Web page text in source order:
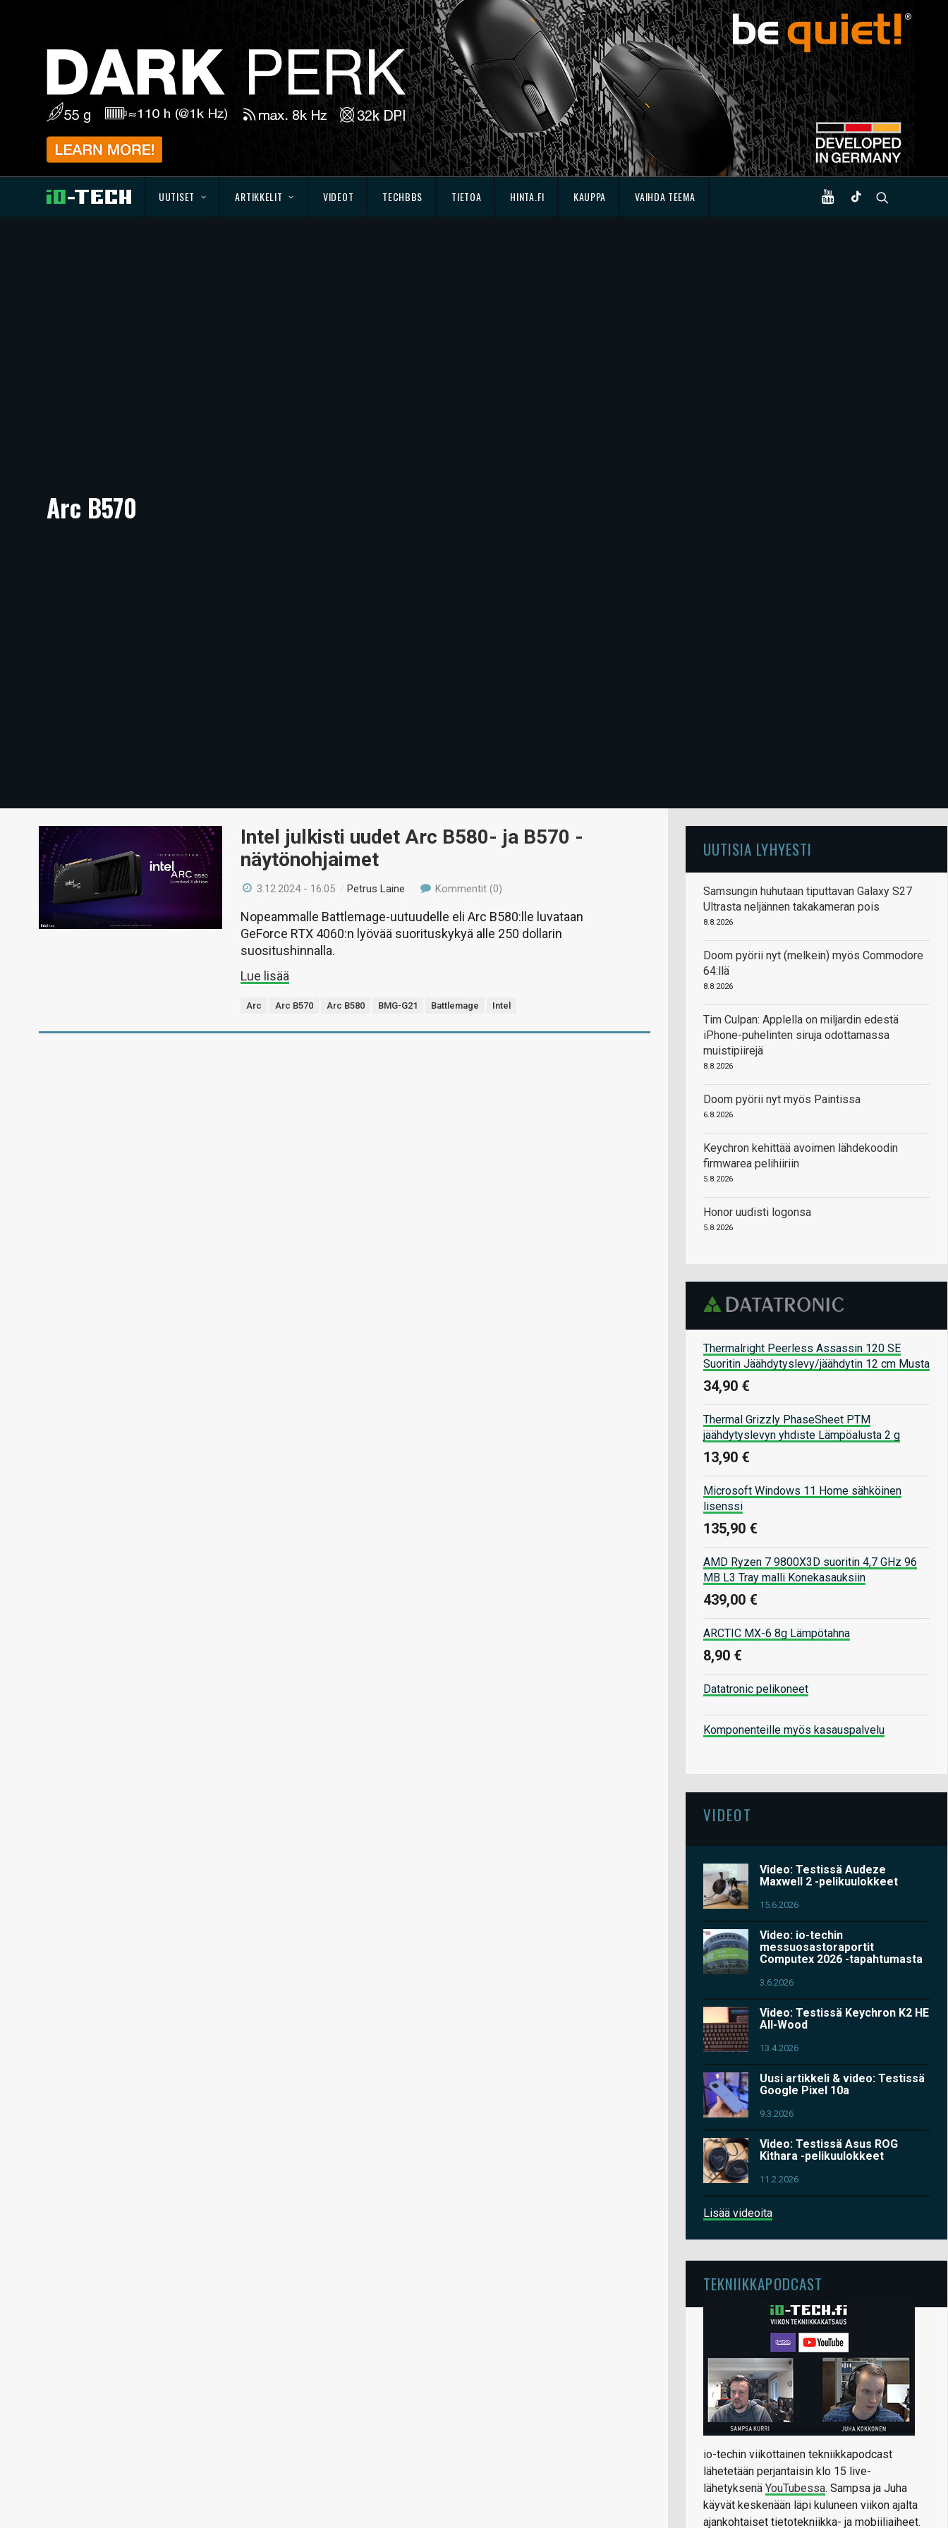
UUTISET ARTIKKELIT VIDEOT TECHBBS TIETOA HINTA.FI KAUPPA VAIHDA TEEMA
Arc B570
Intel julkisti uudet Arc B580- ja B570 -
näytönohjaimet
3.12.2024 - 16:05 /Petrus Laine Kommentit (0)
Nopeammalle Battlemage-uutuudelle eli Arc B580:lle luvataan
GeForce RTX 4060:n lyövää suorituskykyä alle 250 dollarin
suositushinnalla.
Lue lisää
Arc Arc B570 Arc B580 BMG-G21 Battlemage Intel
UUTISIA LYHYESTI
Samsungin huhutaan tiputtavan Galaxy S27
Ultrasta neljännen takakameran pois
8.8.2026
Doom pyörii nyt (melkein) myös Commodore
64:llä
8.8.2026
Tim Culpan: Applella on miljardin edestä
iPhone-puhelinten siruja odottamassa
muistipiirejä
8.8.2026
Doom pyörii nyt myös Paintissa
6.8.2026
Keychron kehittää avoimen lähdekoodin
firmwarea pelihiiriin
5.8.2026
Honor uudisti logonsa
5.8.2026
Thermalright Peerless Assassin 120 SE
Suoritin Jäähdytyslevy/jäähdytin 12 cm Musta
34,90 €
Thermal Grizzly PhaseSheet PTM
jäähdytyslevyn yhdiste Lämpöalusta 2 g
13,90 €
Microsoft Windows 11 Home sähköinen
lisenssi
135,90 €
AMD Ryzen 7 9800X3D suoritin 4,7 GHz 96
MB L3 Tray malli Konekasauksiin
439,00 €
ARCTIC MX-6 8g Lämpötahna
8,90 €
Datatronic pelikoneet
Komponenteille myös kasauspalvelu
VIDEOT
Video: Testissä Audeze
Maxwell 2 -pelikuulokkeet
15.6.2026
Video: io-techin
messuosastoraportit
Computex 2026 -tapahtumasta
3.6.2026
Video: Testissä Keychron K2 HE
All-Wood
13.4.2026
Uusi artikkeli & video: Testissä
Google Pixel 10a
9.3.2026
Video: Testissä Asus ROG
Kithara -pelikuulokkeet
11.2.2026
Lisää videoita
TEKNIIKKAPODCAST
io-techin viikottainen tekniikkapodcast
lähetetään perjantaisin klo 15 live-
lähetyksenä YouTubessa. Sampsa ja Juha
käyvät keskenään läpi kuluneen viikon ajalta
ajankohtaiset tietotekniikka- ja mobiiliaiheet.